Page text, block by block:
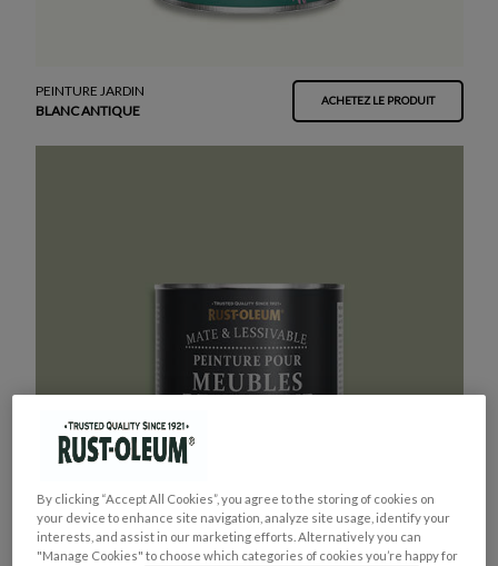
PEINTURE JARDIN
BLANC ANTIQUE
ACHETEZ LE PRODUIT
By clicking “Accept All Cookies”, you agree to the storing of cookies on
your device to enhance site navigation, analyze site usage, identify your
interests, and assist in our marketing efforts. Alternatively you can
"Manage Cookies" to choose which categories of cookies you’re happy for